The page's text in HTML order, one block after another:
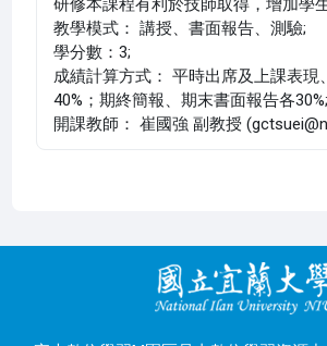
教學模式： 講授、書面報告、測驗;
學分數：3;
成績計算方式： 平時出席及上課表現
40%；期終簡報、期末書面報告各30%;
開課教師： 崔國強 副教授